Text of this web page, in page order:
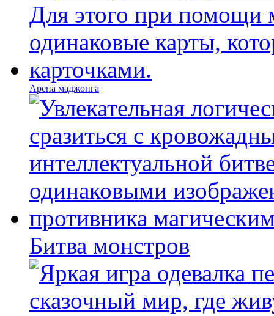
Арена маджонга
Битва монстров